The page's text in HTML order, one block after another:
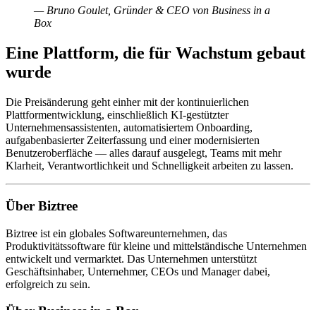
— Bruno Goulet, Gründer & CEO von Business in a
Box
Eine Plattform, die für Wachstum gebaut
wurde
Die Preisänderung geht einher mit der kontinuierlichen
Plattformentwicklung, einschließlich KI-gestützter
Unternehmensassistenten, automatisiertem Onboarding,
aufgabenbasierter Zeiterfassung und einer modernisierten
Benutzeroberfläche — alles darauf ausgelegt, Teams mit mehr
Klarheit, Verantwortlichkeit und Schnelligkeit arbeiten zu lassen.
Über Biztree
Biztree ist ein globales Softwareunternehmen, das
Produktivitätssoftware für kleine und mittelständische Unternehmen
entwickelt und vermarktet. Das Unternehmen unterstützt
Geschäftsinhaber, Unternehmer, CEOs und Manager dabei,
erfolgreich zu sein.